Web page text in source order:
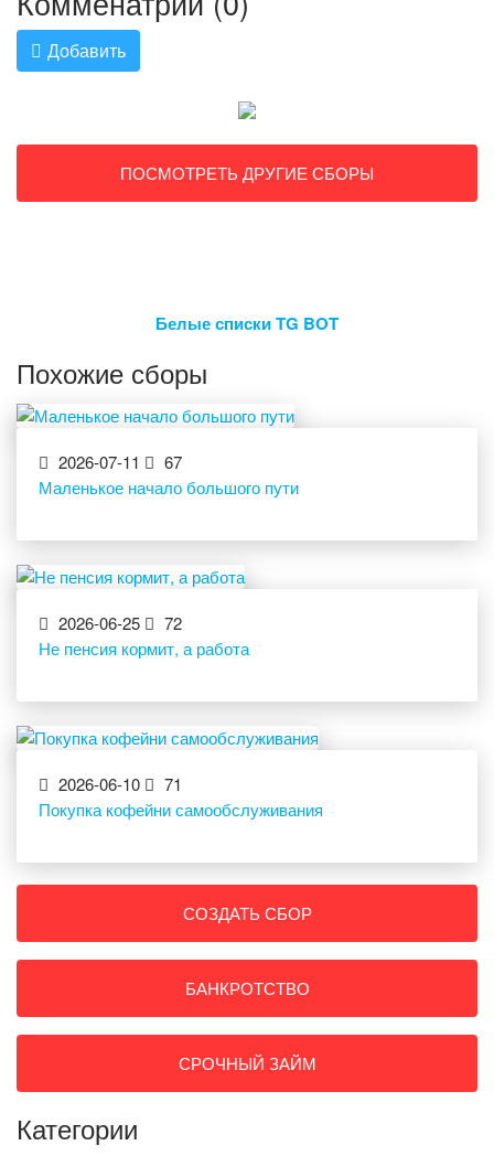
Добавить
ПОСМОТРЕТЬ ДРУГИЕ СБОРЫ
Белые списки TG BOT
Похожие сборы
2026-07-11
67
Маленькое начало большого пути
2026-06-25
72
Не пенсия кормит, а работа
2026-06-10
71
Покупка кофейни самообслуживания
СОЗДАТЬ СБОР
БАНКРОТСТВО
СРОЧНЫЙ ЗАЙМ
Категории